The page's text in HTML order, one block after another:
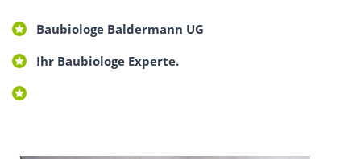
Baubiologe Baldermann UG
Ihr Baubiologe Experte.